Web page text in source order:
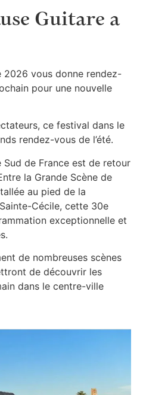
Guitare a
2026 vous donne rendez-
pour une nouvelle
ce festival dans le
rendez-vous de l’été.
Sud de France est de retour
la Grande Scène de
au pied de la
Cécile, cette 30e
exceptionnelle et
de nombreuses scènes
de découvrir les
dans le centre-ville